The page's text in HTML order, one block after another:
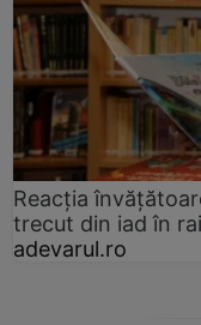
Reacția
trecut din iad în
adevarul.ro